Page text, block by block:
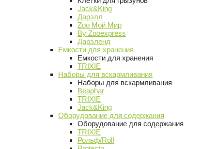
Jack&King
Дарэлл
Zoo Мой Мир
By Zooexpress
Дарэленд
Емкости для хранения
Емкости для хранения
TRIXIE
Наборы для вскармливания
Наборы для вскармливания
Beaphar
TRIXIE
Jack&King
Оборудование для содержания
Оборудование для содержания
TRIXIE
Рольф/Rolf